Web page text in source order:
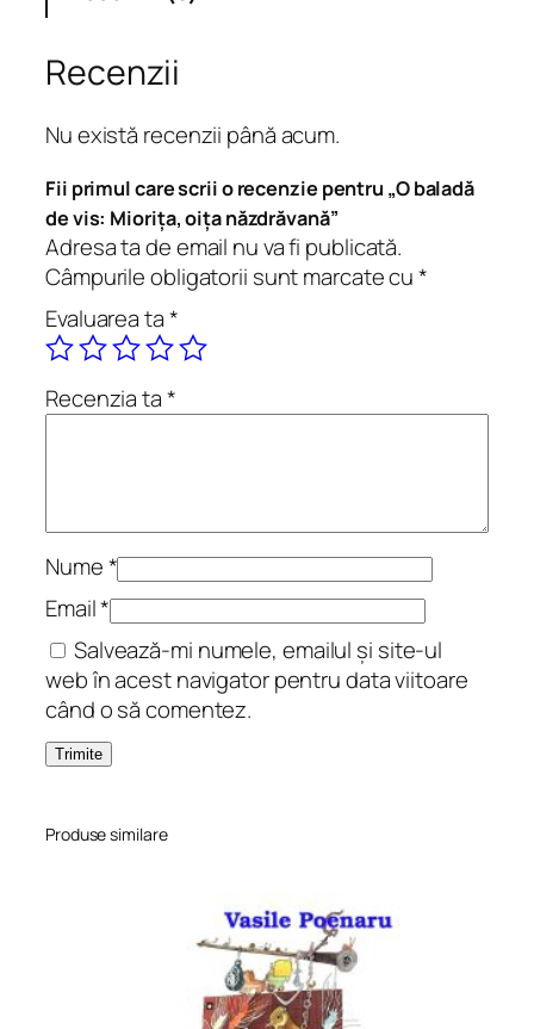
O
b
a
l
a
d
ă
d
v
i
s
:
r
i
ț
a
o
i
ț
a
ă
Recenzii
Nu există recenzii până acum.
Fii primul care scrii o recenzie pentru „O baladă
de vis: Miorița, oița năzdrăvană”
Adresa ta de email nu va fi publicată.
Câmpurile obligatorii sunt marcate cu*
Evaluarea ta*
Recenzia ta*
Nume*
Email*
Salvează-mi numele, emailul și site-ul
web în acest navigator pentru data viitoare
când o să comentez.
Produse similare